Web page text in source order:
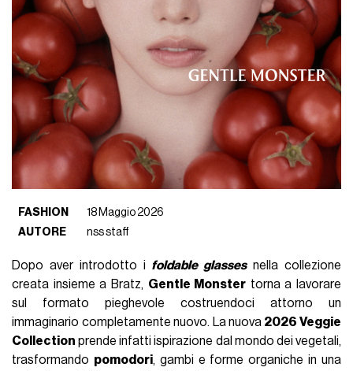
FASHION
18 Maggio 2026
AUTORE
nss staff
Dopo aver introdotto i foldable glassesnella collezione
creata insieme a Bratz, Gentle Monster torna a lavorare
sul formato pieghevole costruendoci attorno un
immaginario completamente nuovo. La nuova 2026 Veggie
Collection prende infatti ispirazione dal mondo dei vegetali,
trasformando pomodori, gambi e forme organiche in una